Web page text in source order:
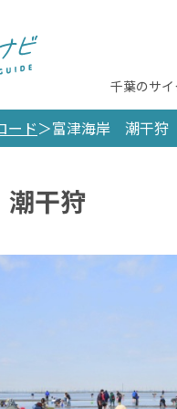
千葉のサ
ード 富津海岸 潮干狩
干狩